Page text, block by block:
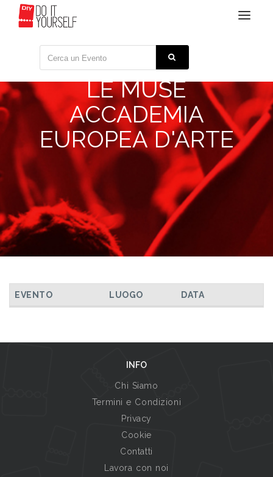
Toggle
LE MUSE
ACCADEMIA
EUROPEA D'ARTE
TUTTI GLI EVENTI
EVENTO LUOGO DATA
INFO
Chi Siamo
Termini e Condizioni
Privacy
Cookie
Contatti
Lavora con noi